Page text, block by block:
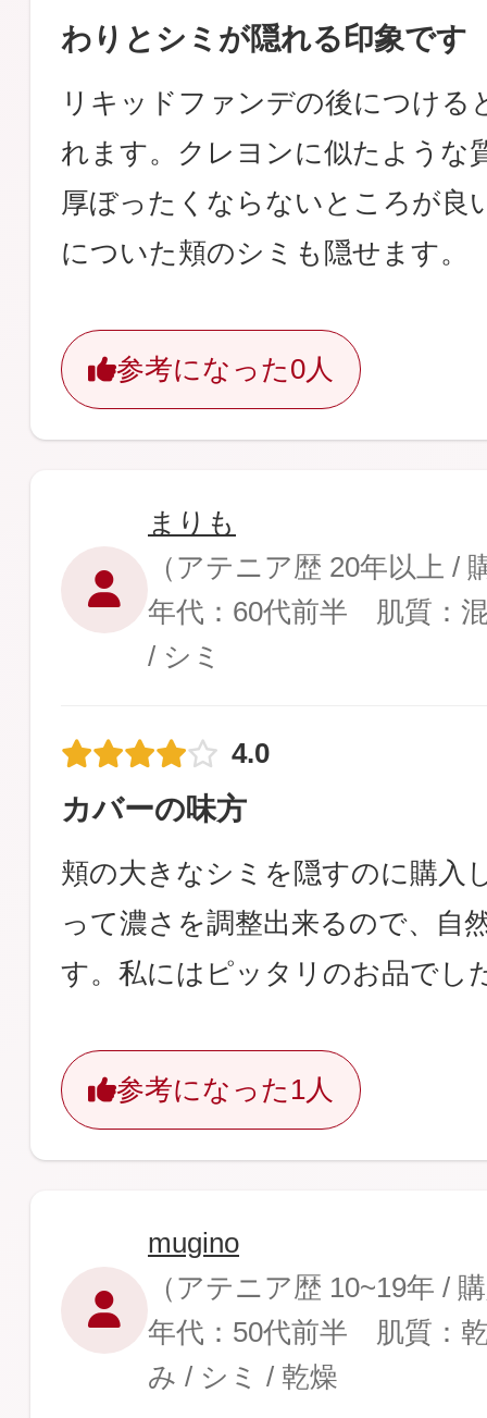
わりとシミが隠れる印象です
リキッドファンデの後につける
れます。クレヨンに似たような
厚ぼったくならないところが良
についた頬のシミも隠せます。
参考になった0人
まりも
（アテニア歴 20年以上 /
年代：60代前半 肌質：
/ シミ
4.0
カバーの味方
頬の大きなシミを隠すのに購入
って濃さを調整出来るので、自
す。私にはピッタリのお品でし
参考になった 1人
mugino
（アテニア歴 10~19年 /
年代：50代前半 肌質：
み / シミ / 乾燥